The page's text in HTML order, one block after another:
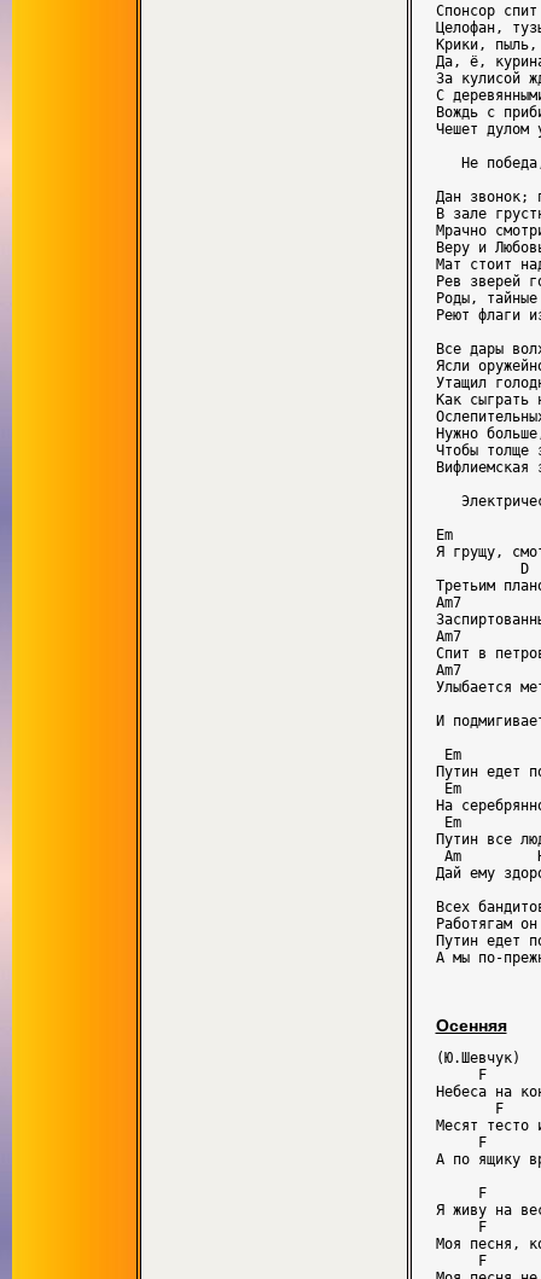
Спонсор
Целофан,
Крики,
Да, ё,
За кулисой
С
Вождь с
Чешет дулом
Не
Дан звонок;
В зале
Мрачно
Веру и
Мат стоит
Рев зверей
Роды,
Реют флаги
Все дары
Ясли
Утащил
Как сыграть
Нужно
Чтобы толще
Вифлиемская
Em
Я грущу,
D
Третьим
Am7
Am7
Спит в
Am7
Улыбается
И
Em
Путин едет
Em
На
Em
Путин все
Am
Дай ему
Всех
Работягам
Путин едет
Осенняя
(Ю.Шевчук)
F
Небеса на
F
Месят тесто
F
А по ящику
F
Я живу на
F
Моя песня,
F